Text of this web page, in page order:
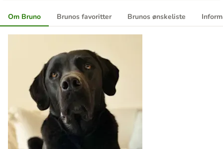
Om Bruno Brunos favoritter Brunos ønskeliste